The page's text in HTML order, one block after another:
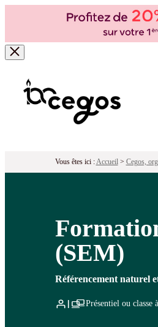
Vous êtes ici :Accueil> Cegos,
(SEM)
Référencement naturel
Présentiel ou classe
Formation -
Pour qui ?